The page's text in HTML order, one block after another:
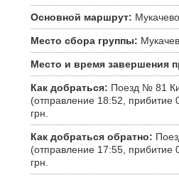
Основной маршрут:
Место сбора группы:
Место и время завершения
Как добраться: Поезд № 81
(отправление 18:52, прибитие
грн.
Как добраться обратно:
(отправление 17:55, прибитие
грн.